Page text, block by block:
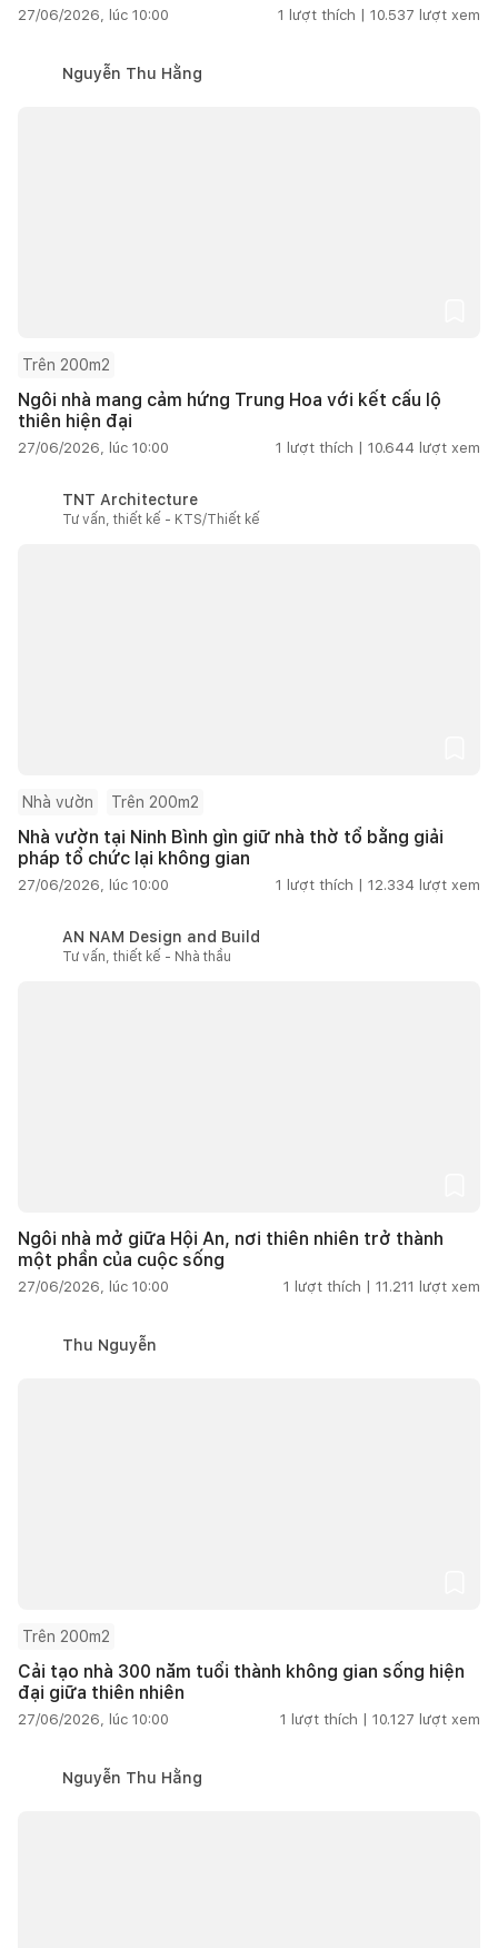
27/06/2026, lúc 10:00 1 lượt thích | 10.537 lượt xem
Nguyễn Thu Hằng
Trên 200m2
Ngôi nhà mang cảm hứng Trung Hoa với kết cấu lộ
thiên hiện đại
27/06/2026, lúc 10:00 1 lượt thích | 10.644 lượt xem
TNT Architecture
Tư vấn, thiết kế - KTS/Thiết kế
Nhà vườn Trên 200m2
Nhà vườn tại Ninh Bình gìn giữ nhà thờ tổ bằng giải
pháp tổ chức lại không gian
27/06/2026, lúc 10:00 1 lượt thích | 12.334 lượt xem
AN NAM Design and Build
Tư vấn, thiết kế - Nhà thầu
Ngôi nhà mở giữa Hội An, nơi thiên nhiên trở thành
một phần của cuộc sống
27/06/2026, lúc 10:00 1 lượt thích | 11.211 lượt xem
Thu Nguyễn
Trên 200m2
Cải tạo nhà 300 năm tuổi thành không gian sống hiện
đại giữa thiên nhiên
27/06/2026, lúc 10:00 1 lượt thích | 10.127 lượt xem
Nguyễn Thu Hằng